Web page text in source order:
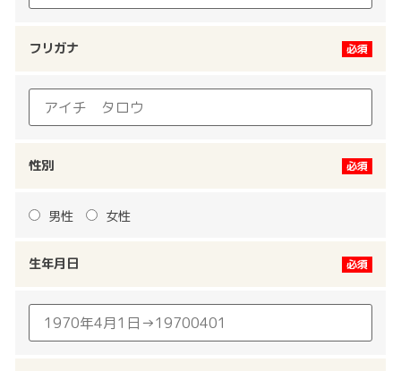
フリガナ
性別
男性 女性
生年月日